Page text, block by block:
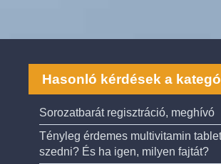
Hasonló kérdések a
Sorozatbarát regisztráció, meghívó
Tényleg érdemes multivitamin
szedni? És ha igen, milyen fajtát?